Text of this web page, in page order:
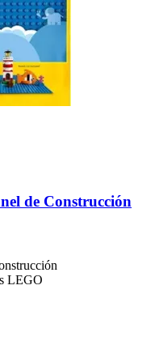
de Construcción
LEGO